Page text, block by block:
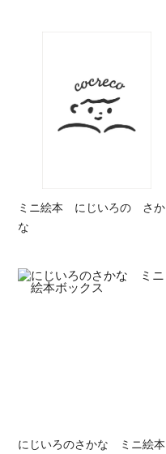
ミニ絵本 にじいろの さか
な
にじいろのさかな ミニ絵本